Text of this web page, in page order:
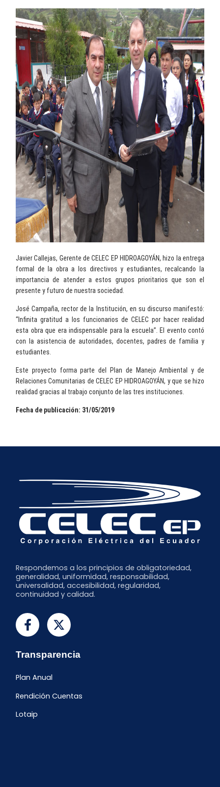
Javier Callejas, Gerente de CELEC EP HIDROAGOYÁN, hizo la entrega
formal de la obra a los directivos y estudiantes, recalcando la
importancia de atender a estos grupos prioritarios que son el
presente y futuro de nuestra sociedad.
José Campaña, rector de la Institución, en su discurso manifestó:
“Infinita gratitud a los funcionarios de CELEC por hacer realidad
esta obra que era indispensable para la escuela”. El evento contó
con la asistencia de autoridades, docentes, padres de familia y
estudiantes.
Este proyecto forma parte del Plan de Manejo Ambiental y de
Relaciones Comunitarias de CELEC EP HIDROAGOYÁN, y que se hizo
realidad gracias al trabajo conjunto de las tres instituciones.
Fecha de publicación: 31/05/2019
Respondemos a los principios de obligatoriedad,
generalidad, uniformidad, responsabilidad,
universalidad, accesibilidad, regularidad,
continuidad y calidad.
Transparencia
Plan Anual
Rendición Cuentas
Lotaip